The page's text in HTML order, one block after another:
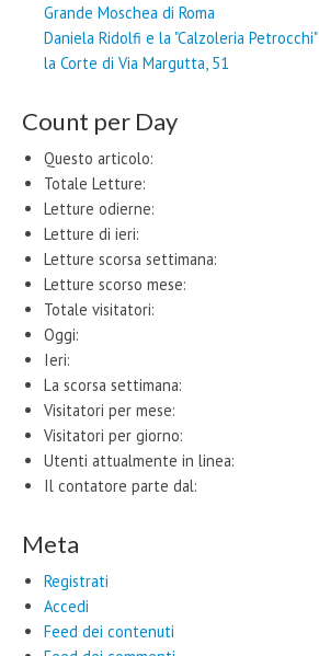
Grande Moschea di Roma
Daniela Ridolfi e la "Calzoleria Petrocchi"
la Corte di Via Margutta, 51
Count per Day
Questo articolo:
Totale Letture:
Letture odierne:
Letture di ieri:
Letture scorsa settimana:
Letture scorso mese:
Totale visitatori:
Oggi:
Ieri:
La scorsa settimana:
Visitatori per mese:
Visitatori per giorno:
Utenti attualmente in linea:
Il contatore parte dal:
Meta
Registrati
Accedi
Feed dei contenuti